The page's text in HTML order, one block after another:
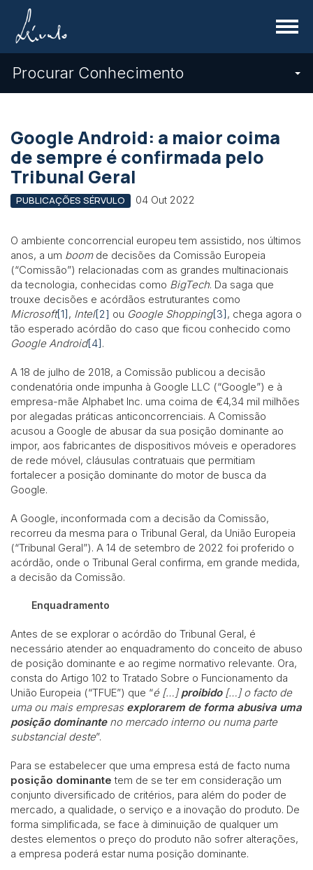
Menu
Procurar Conhecimento
Google Android: a maior coima
de sempre é confirmada pelo
Tribunal Geral
PUBLICAÇÕES SÉRVULO 04 Out 2022
O ambiente concorrencial europeu tem assistido, nos últimos
anos, a um boomde decisões da Comissão Europeia
(“Comissão”) relacionadas com as grandes multinacionais
da tecnologia, conhecidas como BigTech. Da saga que
trouxe decisões e acórdãos estruturantes como
Microsoft[1], Intel[2] ou Google Shopping[3], chega agora o
tão esperado acórdão do caso que ficou conhecido como
Google Android[4].
A 18 de julho de 2018, a Comissão publicou a decisão
condenatória onde impunha à Google LLC (“Google”) e à
empresa-mãe Alphabet Inc. uma coima de €4,34 mil milhões
por alegadas práticas anticoncorrenciais. A Comissão
acusou a Google de abusar da sua posição dominante ao
impor, aos fabricantes de dispositivos móveis e operadores
de rede móvel, cláusulas contratuais que permitiam
fortalecer a posição dominante do motor de busca da
Google.
A Google, inconformada com a decisão da Comissão,
recorreu da mesma para o Tribunal Geral, da União Europeia
(“Tribunal Geral”). A 14 de setembro de 2022 foi proferido o
acórdão, onde o Tribunal Geral confirma, em grande medida,
a decisão da Comissão.
Enquadramento
Antes de se explorar o acórdão do Tribunal Geral, é
necessário atender ao enquadramento do conceito de abuso
de posição dominante e ao regime normativo relevante. Ora,
consta do Artigo 102 to Tratado Sobre o Funcionamento da
União Europeia (“TFUE”) que “é […]proibido[…] o facto de
uma ou mais empresas explorarem de forma abusiva uma
posição dominanteno mercado interno ou numa parte
substancial deste”.
Para se estabelecer que uma empresa está de facto numa
posição dominante tem de se ter em consideração um
conjunto diversificado de critérios, para além do poder de
mercado, a qualidade, o serviço e a inovação do produto. De
forma simplificada, se face à diminuição de qualquer um
destes elementos o preço do produto não sofrer alterações,
a empresa poderá estar numa posição dominante.